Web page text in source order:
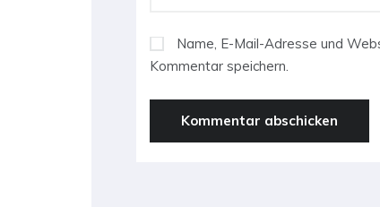
Name, E-Mail-Adresse und
Kommentar speichern.